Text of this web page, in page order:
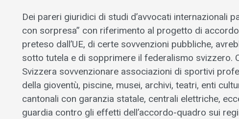
Dei pareri giuridici di studi d’avvocati internazionali
con sorpresa” con riferimento al progetto di
preteso dall’UE, di certe sovvenzioni pubbliche,
sotto tutela e di sopprimere il federalismo svizzero.
Svizzera sovvenzionare associazioni di sportivi
della gioventù, piscine, musei, archivi, teatri, enti
cantonali con garanzia statale, centrali elettriche,
guardia contro gli effetti dell’accordo-quadro sui